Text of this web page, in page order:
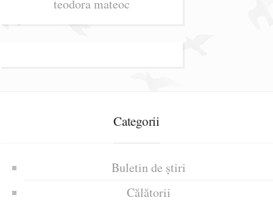
teodora mateoc
Categorii
Buletin de știri
Călătorii